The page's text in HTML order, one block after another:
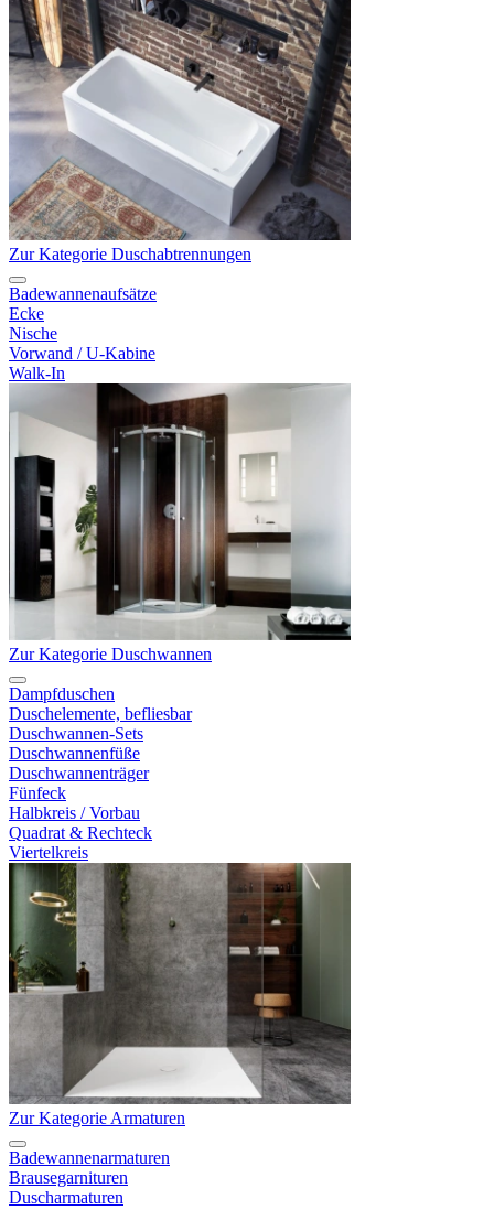
Zur Kategorie Duschabtrennungen
Badewannenaufsätze
Ecke
Nische
Vorwand / U-Kabine
Walk-In
Zur Kategorie Duschwannen
Dampfduschen
Duschelemente, befliesbar
Duschwannen-Sets
Duschwannenfüße
Duschwannenträger
Fünfeck
Halbkreis / Vorbau
Quadrat & Rechteck
Viertelkreis
Zur Kategorie Armaturen
Badewannenarmaturen
Brausegarnituren
Duscharmaturen